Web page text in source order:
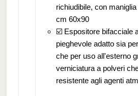
richiudibile, con
cm 60x90
☑️ Espositore bifacciale
pieghevole adatto sia
che per uso all'esterno
verniciatura a polveri
resistente agli agenti